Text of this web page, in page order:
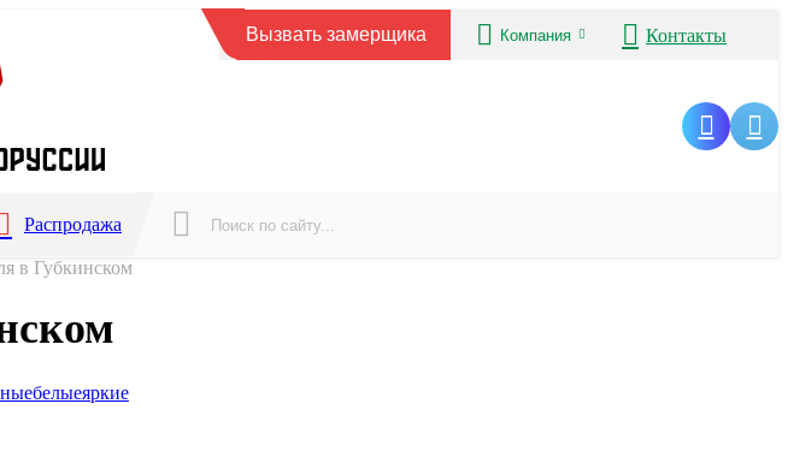
Вызвать замерщика Компания Контакты
Распродажа
в Губкинском
белыеяркие